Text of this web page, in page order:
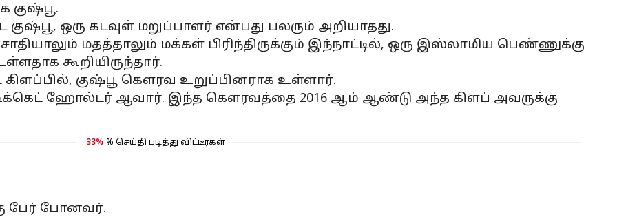
குஷ்பூ.
ஒரு கடவுள் மறுப்பாளர் என்பது பலரும் அறியாதது.
மதத்தாலும் மக்கள் பிரிந்திருக்கும் இந்நாட்டில், ஒரு இஸ்லாமிய பெண்ணுக்கு
கூறியிருந்தார்.
கிளப்பில், குஷ்பூ கௌரவ உறுப்பினராக உள்ளார்.
ஹோல்டர் ஆவார். இந்த கௌரவத்தை 2016 ஆம் ஆண்டு அந்த கிளப் அவருக்கு
33% % செய்தி படித்து விட்டீர்கள்
பேர் போனவர்.